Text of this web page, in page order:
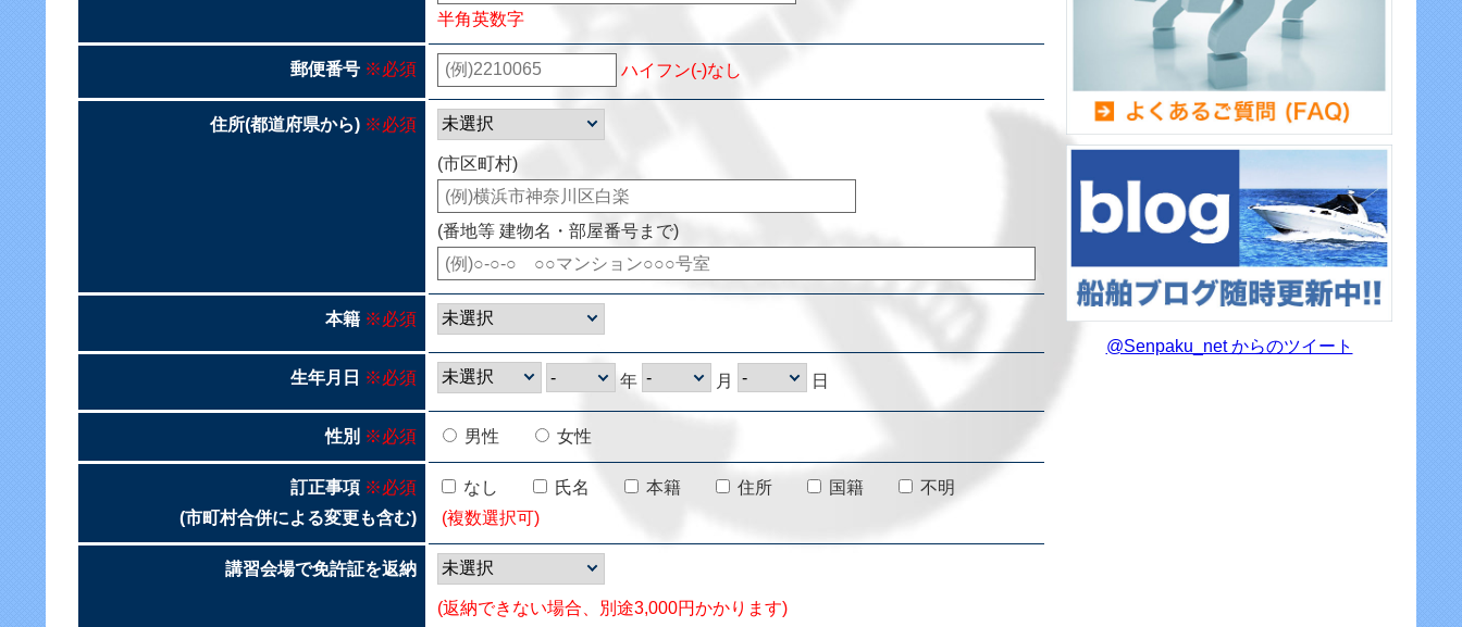
半角英数字
郵便番号 ※必須 ハイフン(-)なし
住所(都道府県から) ※必須
(市区町村)
(番地等 建物名・部屋番号まで)
本籍 ※必須
生年月日 ※必須 年 月 日
性別 ※必須 男性 女性
訂正事項 ※必須
(市町村合併による変更も含む)
なし 氏名 本籍 住所 国籍
不明
(複数選択可)
講習会場で免許証を返納
(返納できない場合、別途3,000円かかります)
@Senpaku_net からのツイート